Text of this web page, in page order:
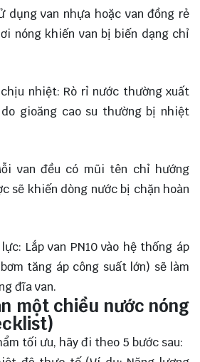
dụng van nhựa hoặc van đồng rẻ
nóng khiến van bị biến dạng chỉ
nhiệt: Rò rỉ nước thường xuất
gioăng cao su thường bị nhiệt
van đều có mũi tên chỉ hướng
sẽ khiến dòng nước bị chặn hoàn
Lắp van PN10 vào hệ thống áp
tăng áp công suất lớn) sẽ làm
đĩa van.
một chiều nước nóng
tối ưu, hãy đi theo 5 bước sau: